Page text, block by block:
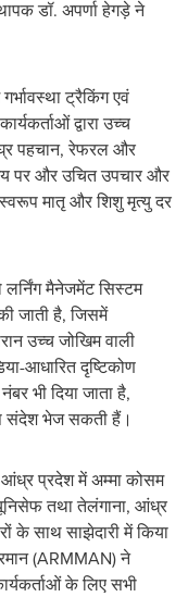
डॉ. अपर्णा हेगड़े ने
ट्रैकिंग एवं
द्वारा उच्च
पहचान, रेफरल और
पर और उचित उपचार और
मातृ और शिशु मृत्यु दर
लर्निंग मैनेजमेंट सिस्टम
जाती है, जिसमें
उच्च जोखिम वाली
आधारित दृष्टिकोण
भी दिया जाता है,
संदेश भेज सकती हैं।
प्रदेश में अम्मा कोसम
यूनिसेफ तथा तेलंगाना, आंध्र
के साथ साझेदारी में किया
(ARMMAN) ने
के लिए सभी